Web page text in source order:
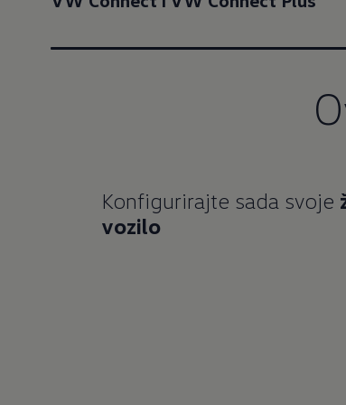
Konfigurirajte sada svoje
vozilo